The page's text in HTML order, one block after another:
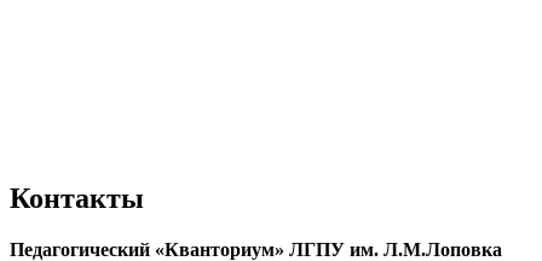
Контакты
Педагогический «Кванториум» ЛГПУ им. Л.М.Лоповка